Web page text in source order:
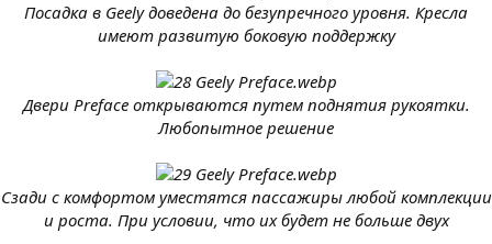
Посадка в Geely доведена до безупречного уровня. Кресла
имеют развитую боковую поддержку
Двери Preface открываются путем поднятия рукоятки.
Любопытное решение
Сзади с комфортом уместятся пассажиры любой комплекции
и роста. При условии, что их будет не больше двух